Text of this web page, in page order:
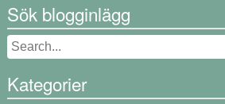
Sök blogginlägg
Kategorier